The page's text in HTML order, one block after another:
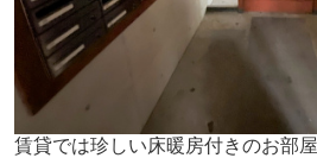
賃貸では珍しい床暖房付きのお部屋